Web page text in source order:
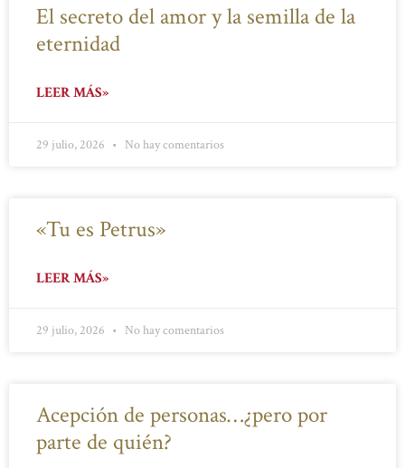
El secreto del amor y la semilla de la
eternidad
LEER MÁS»
29 julio, 2026 No hay comentarios
«Tu es Petrus»
LEER MÁS»
29 julio, 2026 No hay comentarios
Acepción de personas…¿pero por
parte de quién?